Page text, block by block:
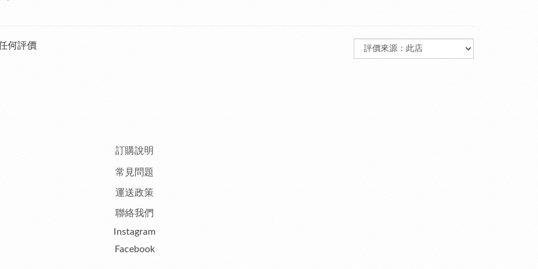
何評價
訂購說明
常見問題
運送政策
聯絡我們
Instagram
Facebook